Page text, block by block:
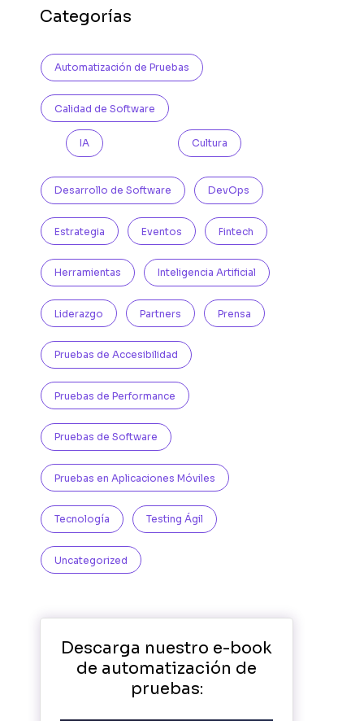
Categorías
Automatización de Pruebas
Calidad de Software
IA Cultura
Desarrollo de Software DevOps
Estrategia Eventos Fintech
Herramientas Inteligencia Artificial
Liderazgo Partners Prensa
Pruebas de Accesibilidad
Pruebas de Performance
Pruebas de Software
Pruebas en Aplicaciones Móviles
Tecnología Testing Ágil
Uncategorized
Descarga nuestro e-book
de automatización de
pruebas: